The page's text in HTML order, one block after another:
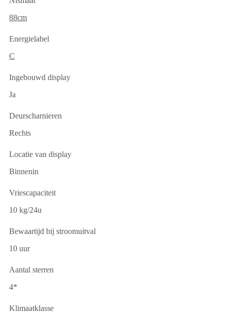
88cm
Energielabel
C
Ingebouwd display
Ja
Deurscharnieren
Rechts
Locatie van display
Binnenin
Vriescapaciteit
10 kg/24u
Bewaartijd bij stroomuitval
10 uur
Aantal sterren
4*
Klimaatklasse